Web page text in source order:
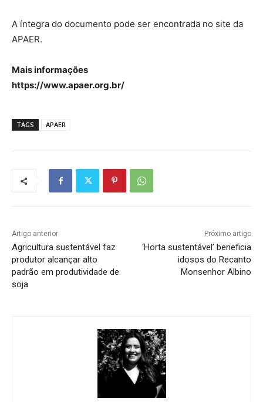
A íntegra do documento pode ser encontrada no site da
APAER.
Mais informações
https://www.apaer.org.br/
TAGS APAER
Artigo anterior
Agricultura sustentável faz
produtor alcançar alto
padrão em produtividade de
soja
Próximo artigo
‘Horta sustentável’ beneficia
idosos do Recanto
Monsenhor Albino